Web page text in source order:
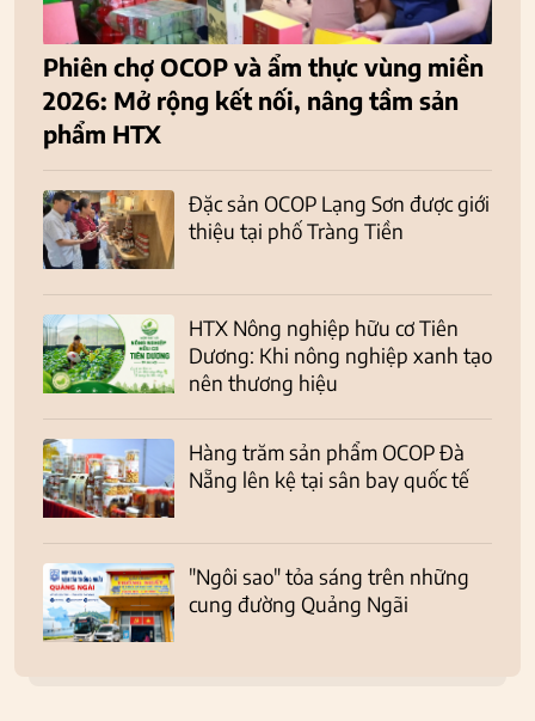
Phiên chợ OCOP và ẩm thực vùng miền
2026: Mở rộng kết nối, nâng tầm sản
phẩm HTX
Đặc sản OCOP Lạng Sơn được giới
thiệu tại phố Tràng Tiền
HTX Nông nghiệp hữu cơ Tiên
Dương: Khi nông nghiệp xanh tạo
nên thương hiệu
Hàng trăm sản phẩm OCOP Đà
Nẵng lên kệ tại sân bay quốc tế
"Ngôi sao" tỏa sáng trên những
cung đường Quảng Ngãi